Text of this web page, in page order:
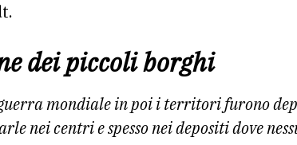
dei piccoli borghi
mondiale in poi i territori furono
nei centri e spesso nei depositi dove